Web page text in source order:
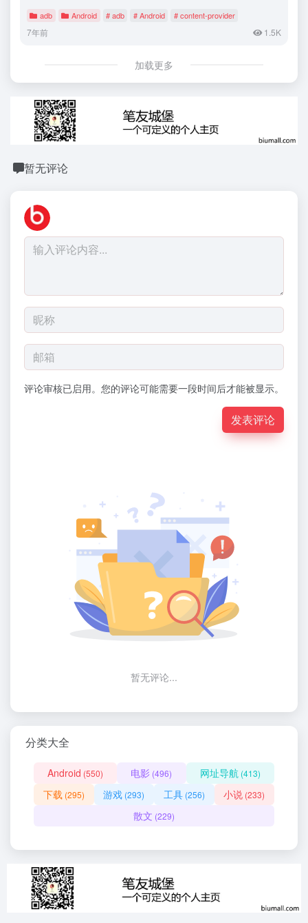
adb Android # adb # Android # content-provider
7年前 1.5K
加载更多
暂无评论
评论审核已启用。您的评论可能需要一段时间后才能被显示。
发表评论
暂无评论...
分类大全
Android (550) 电影 (496) 网址导航 (413)
下载 (295) 游戏 (293) 工具(256) 小说 (233)
散文 (229)